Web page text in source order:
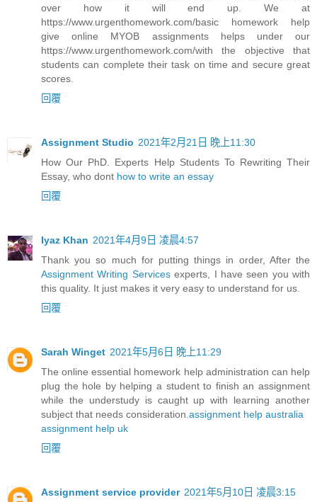
over how it will end up. We at
https://www.urgenthomework.com/basic homework help
give online MYOB assignments helps under our
https://www.urgenthomework.com/with the objective that
students can complete their task on time and secure great
scores.
回覆
Assignment Studio 2021年2月21日 晚上11:30
How Our PhD. Experts Help Students To Rewriting Their
Essay, who dont how to write an essay
回覆
Iyaz Khan 2021年4月9日 凌晨4:57
Thank you so much for putting things in order, After the
Assignment Writing Servicesexperts, I have seen you with
this quality. It just makes it very easy to understand for us.
回覆
Sarah Winget 2021年5月6日 晚上11:29
The online essential homework help administration can help
plug the hole by helping a student to finish an assignment
while the understudy is caught up with learning another
subject that needs consideration. assignment help australia
assignment help uk
回覆
Assignment service provider 2021年5月10日 凌晨3:15